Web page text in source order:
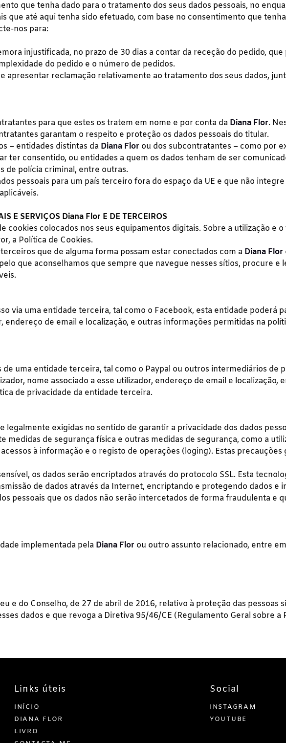
que tenha dado para o tratamento dos seus dados pessoais, no
que até aqui tenha sido efetuado, com base no consentimento que
nos para:
injustificada, no prazo de 30 dias a contar da receção do pedido,
do pedido e o número de pedidos.
apresentar reclamação relativamente ao tratamento dos seus dados,
para que estes os tratem em nome e por conta da Diana Flor.
garantam o respeito e proteção os dados pessoais do titular.
– entidades distintas da Diana Flor ou dos subcontratantes – como por
ter consentido, ou entidades a quem os dados tenham de ser
de polícia criminal, entre outras.
pessoais para um país terceiro fora do espaço da UE e que não integre
E SERVIÇOS Diana Flor E DE TERCEIROS
cookies colocados nos seus equipamentos digitais. Sobre a utilização e
a Política de Cookies.
que de alguma forma possam estar conectados com a Diana Flor
que aconselhamos que sempre que navegue nesses sítios, procure e
via uma entidade terceira, tal como o Facebook, esta entidade poderá
endereço de email e localização, e outras informações permitidas na
de uma entidade terceira, tal como o Paypal ou outros intermediários de
nome associado a esse utilizador, endereço de email e localização,
de privacidade da entidade terceira.
legalmente exigidas no sentido de garantir a privacidade dos dados
medidas de segurança física e outras medidas de segurança, como a
à informação e o registo de operações (loging). Estas
os dados serão encriptados através do protocolo SSL. Esta
de dados através da Internet, encriptando e protegendo dados e
pessoais que os dados não serão intercetados de forma fraudulenta e
implementada pela Diana Flor ou outro assunto relacionado, entre
e do Conselho, de 27 de abril de 2016, relativo à proteção das pessoas
dados e que revoga a Diretiva 95/46/CE (Regulamento Geral sobre a
Links úteis
INÍCIO
DIANA FLOR
LIVRO
Social
INSTAGRAM
YOUTUBE